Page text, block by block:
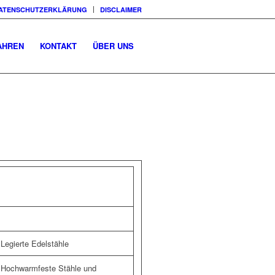
DISCLAIMER
KONTAKT ÜBER UNS
Legierte Edelstähle
Hochwarmfeste Stähle und